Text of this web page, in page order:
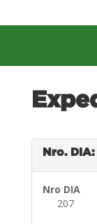
Nro.
Nro DIA
207